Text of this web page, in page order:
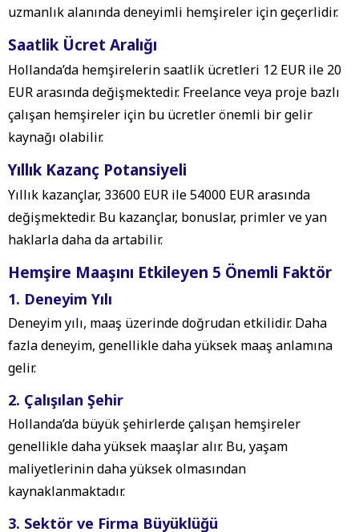
uzmanlık alanında deneyimli hemşireler için geçerlidir.
Saatlik Ücret Aralığı
Hollanda’da hemşirelerin saatlik ücretleri 12 EUR ile 20
EUR arasında değişmektedir. Freelance veya proje bazlı
çalışan hemşireler için bu ücretler önemli bir gelir
kaynağı olabilir.
Yıllık Kazanç Potansiyeli
Yıllık kazançlar, 33600 EUR ile 54000 EUR arasında
değişmektedir. Bu kazançlar, bonuslar, primler ve yan
haklarla daha da artabilir.
Hemşire Maaşını Etkileyen 5 Önemli Faktör
1. Deneyim Yılı
Deneyim yılı, maaş üzerinde doğrudan etkilidir. Daha
fazla deneyim, genellikle daha yüksek maaş anlamına
gelir.
2. Çalışılan Şehir
Hollanda’da büyük şehirlerde çalışan hemşireler
genellikle daha yüksek maaşlar alır. Bu, yaşam
maliyetlerinin daha yüksek olmasından
kaynaklanmaktadır.
3. Sektör ve Firma Büyüklüğü